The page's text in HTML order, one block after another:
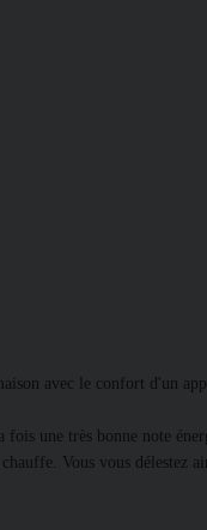
avec le confort d'un
une très bonne note
Vous vous délestez